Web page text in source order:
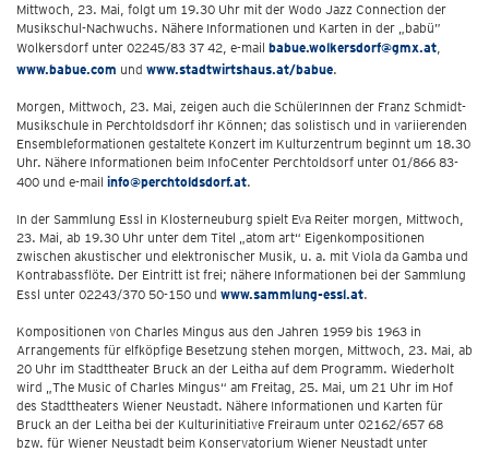
Mittwoch, 23. Mai, folgt um 19.30 Uhr mit der Wodo Jazz Connection der
Musikschul-Nachwuchs. Nähere Informationen und Karten in der „babü”
Wolkersdorf unter 02245/83 37 42, e-mail babue.wolkersdorf@gmx.at,
www.babue.com und www.stadtwirtshaus.at/babue.
Morgen, Mittwoch, 23. Mai, zeigen auch die SchülerInnen der Franz Schmidt-
Musikschule in Perchtoldsdorf ihr Können; das solistisch und in variierenden
Ensembleformationen gestaltete Konzert im Kulturzentrum beginnt um 18.30
Uhr. Nähere Informationen beim InfoCenter Perchtoldsorf unter 01/866 83-
400 und e-mail info@perchtoldsdorf.at.
In der Sammlung Essl in Klosterneuburg spielt Eva Reiter morgen, Mittwoch,
23. Mai, ab 19.30 Uhr unter dem Titel „atom art“ Eigenkompositionen
zwischen akustischer und elektronischer Musik, u. a. mit Viola da Gamba und
Kontrabassflöte. Der Eintritt ist frei; nähere Informationen bei der Sammlung
Essl unter 02243/370 50-150 und www.sammlung-essl.at.
Kompositionen von Charles Mingus aus den Jahren 1959 bis 1963 in
Arrangements für elfköpfige Besetzung stehen morgen, Mittwoch, 23. Mai, ab
20 Uhr im Stadttheater Bruck an der Leitha auf dem Programm. Wiederholt
wird „The Music of Charles Mingus“ am Freitag, 25. Mai, um 21 Uhr im Hof
des Stadttheaters Wiener Neustadt. Nähere Informationen und Karten für
Bruck an der Leitha bei der Kulturinitiative Freiraum unter 02162/657 68
bzw. für Wiener Neustadt beim Konservatorium Wiener Neustadt unter